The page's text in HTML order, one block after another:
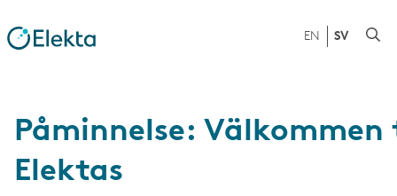
EN SV
Påminnelse:
Elektas